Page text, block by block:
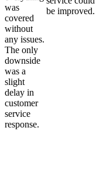
was
covered
without
any issues.
The only
downside
was a
slight
delay in
customer
service
response.
be improved.